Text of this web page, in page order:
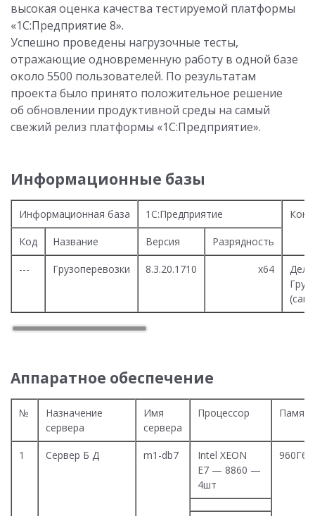
высокая оценка качества тестируемой платформы
«1С:Предприятие 8».
Успешно проведены нагрузочные тесты,
отражающие одновременную работу в одной базе
около 5500 пользователей. По результатам
проекта было принято положительное решение
об обновлении продуктивной среды на самый
свежий релиз платформы «1С:Предприятие».
Информационные базы
Информационная база 1С:Предприятие
Код Название Версия Разрядность
--- Грузоперевозки 8.3.20.1710 х64
Аппаратное обеспечение
№
Назначение
сервера
Имя
сервера
Процессор Память
1 Сервер Б Д m1-db7
Intel XEON
E7 — 8860 —
4шт
960Гб